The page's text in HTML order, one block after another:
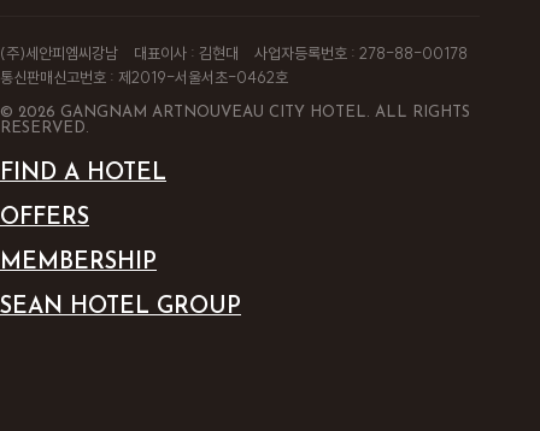
(주)세안피엠씨강남 대표이사 : 김현대
사업자등록번호 : 278-88-00178
통신판매신고번호 : 제2019-서울서초-0462호
© 2026 GANGNAM ARTNOUVEAU CITY HOTEL. ALL RIGHTS
RESERVED.
FIND A HOTEL
OFFERS
MEMBERSHIP
SEAN HOTEL GROUP